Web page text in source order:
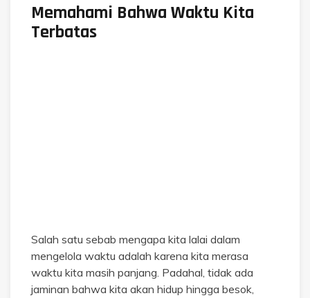
Memahami Bahwa Waktu Kita
Terbatas
Salah satu sebab mengapa kita lalai dalam
mengelola waktu adalah karena kita merasa
waktu kita masih panjang. Padahal, tidak ada
jaminan bahwa kita akan hidup hingga besok,